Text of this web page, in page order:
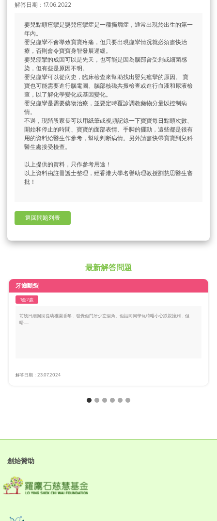
解答日期：17.06.2022
嬰兒點頭痙攣是嬰兒痙攣症是一種癲癇症，通常出現於出生的第一
年內。
嬰兒痙攣不會導致寶寶疼痛，但只要出現痙孿情况就必須盡快治
療，否則會令寶寶身智發展遲緩。
嬰兒痙攣的成因可以是先天，也可能是因為腦部曾受創或細菌感
染，但有些是原因不明。
嬰兒痙攣可以從病史，臨床檢查來幫助找出嬰兒痙攣的原因。 寶
寶也可能需要進行腦電圖、腦部核磁共振檢查或進行血液和尿液檢
查，以了解化學變化或基因變化。
嬰兒痙攣是需要藥物治療，並要定時覆診調教藥物分量以控制病
情。
不過，現階段家長可以用紙筆或視頻記錄一下寶寶每日點頭次數、
開始和停止的時間、寶寶的面部表情、手脚的擺動，這些都是很有
用的資料給醫生作參考，幫助判断病情。另外請盡快帶寶寶到兒科
醫生處接受檢查。
以上提供的資料，只作參考用途！
以上資料由註冊護士整理，經香港大學名譽助理教授劉慧思醫生審
批！
返回問題列表
最新解答問題
牙齒斷裂
1至2歲
前幾日細囡囡從幼稚園番黎，發覺佢門牙少左個角。佢話同同學玩時唔小心跌親撞到，但
唔.....
解答日期：23.07.2024
創始贊助